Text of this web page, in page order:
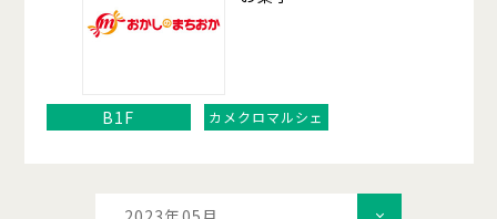
B1F カメクロマルシェ